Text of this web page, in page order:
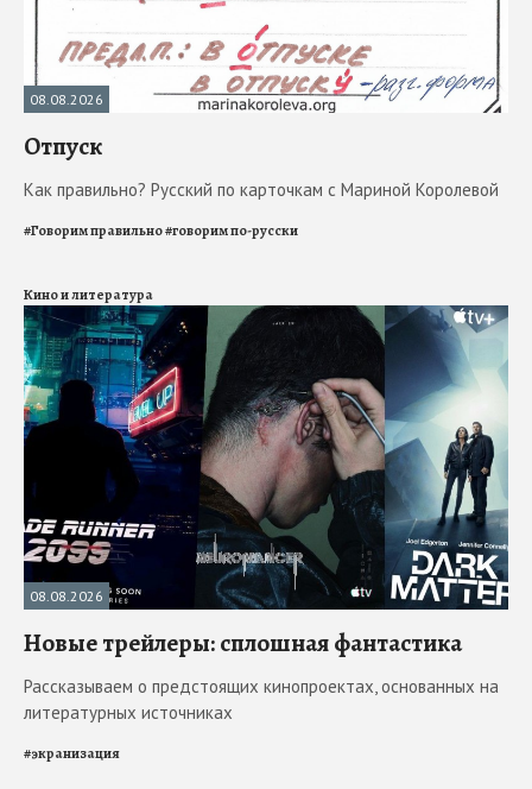
08.08.2026
Отпуск
Как правильно? Русский по карточкам с Мариной Королевой
#Говорим правильно#говорим по-русски
Кино и литература
08.08.2026
Новые трейлеры: сплошная фантастика
Рассказываем о предстоящих кинопроектах, основанных на
литературных источниках
#экранизация